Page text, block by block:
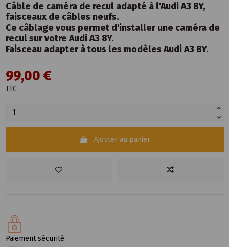
Câble de caméra de recul adapté à l'Audi A3 8Y,
faisceaux de câbles neufs.
Ce câblage vous permet d'installer une caméra de
recul sur votre Audi A3 8Y.
Faisceau adapter à tous les modèles Audi A3 8Y.
99,00 €
TTC
Ajouter au panier
Paiement sécurité